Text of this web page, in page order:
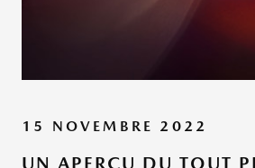
15 NOVEMBRE 2022
UN APERÇU DU TOUT